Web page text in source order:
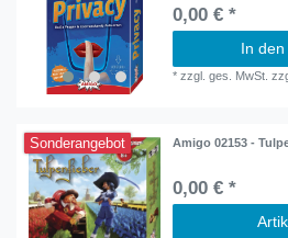
0,00 € *
In
*zzgl. ges. MwSt.
Sonderangebot Amigo 02153 -
0,00 € *